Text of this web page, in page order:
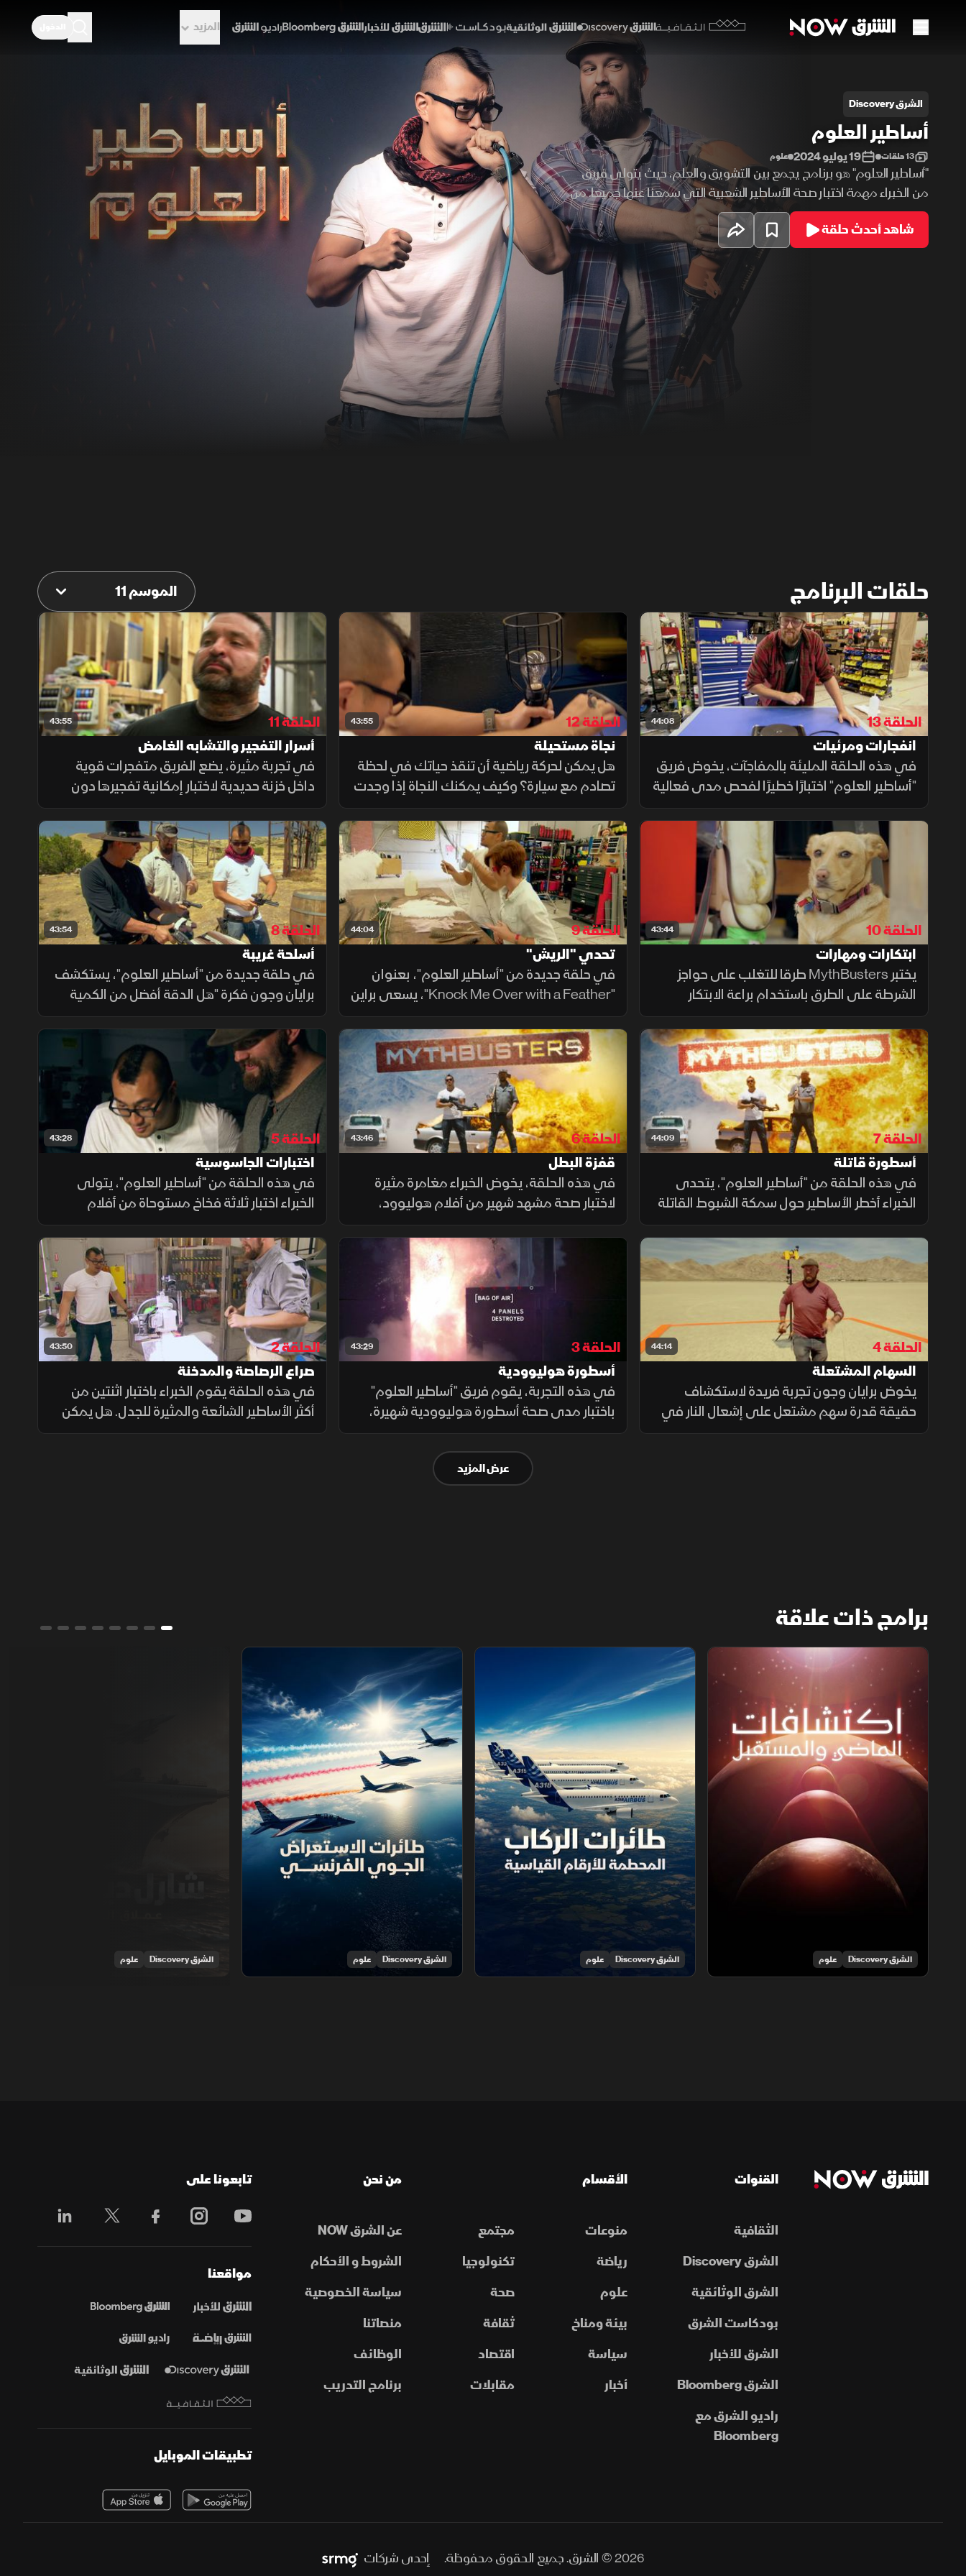
الشرق الوثائقية الشرق بودكاست راديو الشرق
المزيد
الشرق Discovery
أساطير العلوم
13 حلقات 19 يوليو 2024 علوم
"أساطير العلوم" هو برنامج يجمع بين التشويق والعلم، حيث يتولى فريق
من الخبراء مهمة اختبار صحة الأساطير الشعبية التي سمعنا عنها جميعا. من
خلال تجارب علمية دقيقة ومبتكرة، يقوم الفريق بتفكيك هذه الأساطير
وتحليلها، بهدف الكشف عن الحقيقة الكامنة وراءها، ما يجعلك تتساءل
عن مدى صحة كل ما تعرفه.
شاهد أحدث حلقة
حلقات البرنامج الموسم 11
44:08
الحلقة 13
انفجارات ومرئيات
في هذه الحلقة المليئة بالمفاجآت، يخوض فريق
"أساطير العلوم" اختبارًا خطيرًا لفحص مدى فعالية
انفجار الملح المنصهر في حل انسداد المرحاض،
قبل أن يتجهوا إلى تجربة تتحدى قوانين الإدراك
البشري: مقارنة بين أداء المهام الواقعية من
منظور الشخص الأول والثالث.
43:55
الحلقة 12
نجاة مستحيلة
هل يمكن لحركة رياضية أن تنقذ حياتك في لحظة
تصادم مع سيارة؟ وكيف يمكنك النجاة إذا وجدت
نفسك وسط تيار كهربائي قاتل بعد اصطدام
مفاجئ؟ في هذه الحلقة، نكشف الحقيقة وراء
هذه الأساطير الصادمة.
43:55
الحلقة 11
أسرار التفجير والتشابه الغامض
في تجربة مثيرة، يضع الفريق متفجرات قوية
داخل خزنة حديدية لاختبار إمكانية تفجيرها دون
الإضرار بالمحتويات الورقية، والنتائج مذهلة، حيث
تنجو النقود في اختبار حقيقي لأحد أشهر أساطير
السطو. لاحقًا، يتحول النقاش إلى أسطورة أخرى
حول مدى تشابه الكلاب وأصحابها.
43:44
الحلقة 10
ابتكارات ومهارات
يختبر MythBusters طرقا للتغلب على حواجز
الشرطة على الطرق باستخدام براعة الابتكار
الشخصي ومهارات القيادة في هوليوود. بعد
ذلك، يحققان فيما إذا كانت نافورة عالية الطاقة
يمكنها بالفعل رفع وتعليق الإنسان.
44:04
الحلقة 9
تحدي "الريش"
في حلقة جديدة من "أساطير العلوم"، بعنوان
"Knock Me Over with a Feather"، يسعى براين
وجون مع ضيفين خاصين لمعرفة ما إذا كان يمكن
جعل إنسان بالغ يفقد السيطرة بسبب قطعة ريش
واحدة.
43:54
الحلقة 8
أسلحة غريبة
في حلقة جديدة من "أساطير العلوم"، يستكشف
برايان وجون فكرة "هل الدقة أفضل من الكمية
في الاشتباكات؟" ينضمون إلى سيسكو غيرا،
بطل العالم في سحب وإطلاق النار، لتجربة
الأسطورة. يتعلمون أهمية الدقة وكيفية
استخدام المسدس وبندقية الحركة الرافعة.
تابعوا لاكتشاف الحقائق!
44:09
الحلقة 7
أسطورة قاتلة
في هذه الحلقة من "أساطير العلوم"، يتحدى
الخبراء أخطر الأساطير حول سمكة الشبوط القاتلة
وموسيقى الميتال التي يُقال إنها تجعل
السائقين أكثر عدوانية. هل ستصمد الأسطورة
أمام الاختبارات العلمية؟.
43:46
الحلقة 6
قفزة البطل
في هذه الحلقة، يخوض الخبراء مغامرة مثيرة
لاختبار صحة مشهد شهير من أفلام هوليوود،
حيث يتأرجح بطل الحركة من سطح مبنى شاهق،
محاولا تحطيم نافذة زجاجية بإطلاق النار عليها قبل
الهبوط بأمان داخل المبنى.
43:28
الحلقة 5
اختبارات الجاسوسية
في هذه الحلقة من "أساطير العلوم"، يتولى
الخبراء اختبار ثلاثة فخاخ مستوحاة من أفلام
التجسس الشهيرة، ليكتشفوا ما إذا كانت هذه
الأساطير ممكنة التحقيق أم أنها مجرد خدع
سينمائية.
44:14
الحلقة 4
السهام المشتعلة
يخوض برايان وجون تجربة فريدة لاستكشاف
حقيقة قدرة سهم مشتعل على إشعال النار في
سيارة كما تُظهرها الأفلام. هل يمكن لسهام
43:29
الحلقة 3
أسطورة هوليوودية
في هذه التجربة، يقوم فريق "أساطير العلوم"
باختبار مدى صحة أسطورة هوليوودية شهيرة،
حيث يحمل البطل جثة لحمايته من الرصاص، ويضع
الفريق هذه الفكرة على المحك من خلال تجارب
علمية دقيقة لاستكشاف الحقيقة.
43:50
الحلقة 2
صراع الرصاصة والمدخنة
في هذه الحلقة يقوم الخبراء باختبار اثنتين من
أكثر الأساطير الشائعة والمثيرة للجدل. هل يمكن
للرصاصة العالقة في الشجرة أن تنطلق بقوة
عرض المزيد
برامج ذات علاقة
اكتشافات الماضي والمستقبل
الشرق Discovery علوم
طائرات الركاب ‫المحطمة للأرقام القياسية
الشرق Discovery علوم
طائرات الاستعراض ‫الجوي الفرنسي
الشرق Discovery علوم الشرق Discovery علوم
القنوات
الثقافية
الشرق Discovery
الشرق الوثائقية
بودكاست الشرق
الشرق للأخبار
الشرق Bloomberg
راديو الشرق مع
Bloomberg
الأقسام
منوعات
مجتمع
رياضة
تكنولوجيا
علوم
صحة
بيئة ومناخ
ثقافة
سياسة
اقتصاد
أخبار
مقابلات
من نحن
عن الشرق NOW
الشروط و الأحكام
سياسة الخصوصية
منصاتنا
الوظائف
برنامج التدريب
تابعونا على
مواقعنا
تطبيقات الموبايل
2026 © الشرق. جميع الحقوق محفوظة. إحدى شركات